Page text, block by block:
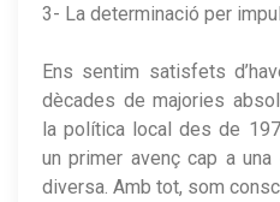
3- La determinació per
Ens sentim satisfets
dècades de majories
la política local des de
un primer avenç cap a
diversa. Amb tot, som